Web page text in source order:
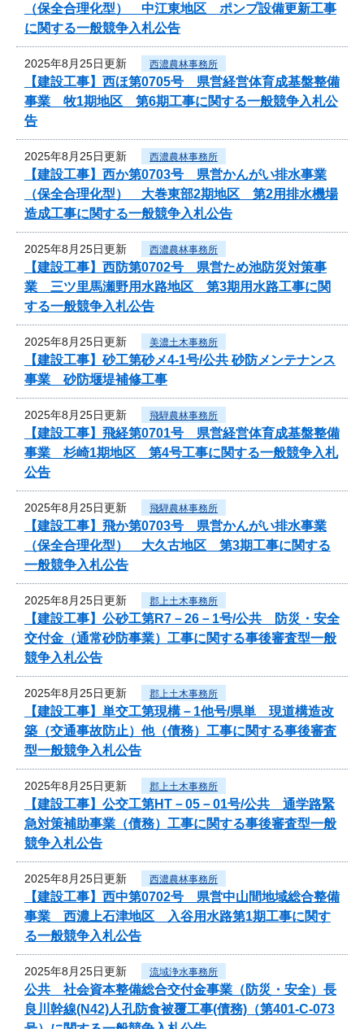
（保全合理化型） 中江東地区 ポンプ設備更新工事
に関する一般競争入札公告
2025年8月25日更新 西濃農林事務所
【建設工事】西ほ第0705号 県営経営体育成基盤整備
事業 牧1期地区 第6期工事に関する一般競争入札公
告
2025年8月25日更新 西濃農林事務所
【建設工事】西か第0703号 県営かんがい排水事業
（保全合理化型） 大巻東部2期地区 第2用排水機場
造成工事に関する一般競争入札公告
2025年8月25日更新 西濃農林事務所
【建設工事】西防第0702号 県営ため池防災対策事
業 三ツ里馬瀬野用水路地区 第3期用水路工事に関
する一般競争入札公告
2025年8月25日更新 美濃土木事務所
【建設工事】砂工第砂メ4-1号/公共 砂防メンテナンス
事業 砂防堰堤補修工事
2025年8月25日更新 飛騨農林事務所
【建設工事】飛経第0701号 県営経営体育成基盤整備
事業 杉崎1期地区 第4号工事に関する一般競争入札
公告
2025年8月25日更新 飛騨農林事務所
【建設工事】飛か第0703号 県営かんがい排水事業
（保全合理化型） 大久古地区 第3期工事に関する
一般競争入札公告
2025年8月25日更新 郡上土木事務所
【建設工事】公砂工第R7－26－1号/公共 防災・安全
交付金（通常砂防事業）工事に関する事後審査型一般
競争入札公告
2025年8月25日更新 郡上土木事務所
【建設工事】単交工第現構－1他号/県単 現道構造改
築（交通事故防止）他（債務）工事に関する事後審査
型一般競争入札公告
2025年8月25日更新 郡上土木事務所
【建設工事】公交工第HT－05－01号/公共 通学路緊
急対策補助事業（債務）工事に関する事後審査型一般
競争入札公告
2025年8月25日更新 西濃農林事務所
【建設工事】西中第0702号 県営中山間地域総合整備
事業 西濃上石津地区 入谷用水路第1期工事に関す
る一般競争入札公告
2025年8月25日更新 流域浄水事務所
公共 社会資本整備総合交付金事業（防災・安全）長
良川幹線(N42)人孔防食被覆工事(債務)（第401-C-073